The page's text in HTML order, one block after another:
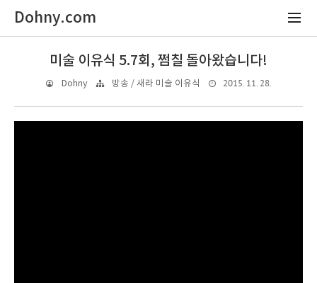
Dohny.com
미술 이유식 5.7회, 쩜칠 돌아왔습니다!
Dohny 방송 / 새라 미술 이유식 2015. 11. 28.